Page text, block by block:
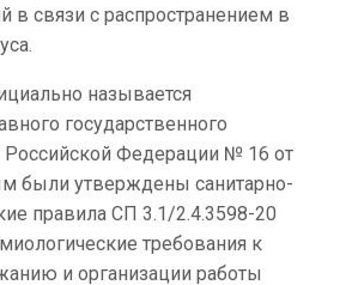
в связи с распространением в
называется
государственного
Российской Федерации № 16 от
были утверждены санитарно-
правила СП 3.1/2.4.3598-20
требования к
и организации работы